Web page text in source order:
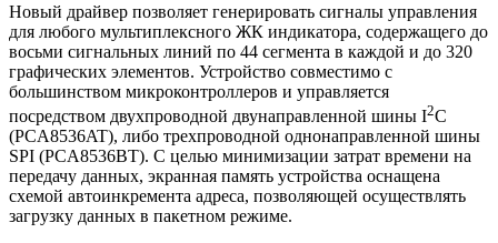
Новый драйвер позволяет генерировать сигналы управления
для любого мультиплексного ЖК индикатора, содержащего до
восьми сигнальных линий по 44 сегмента в каждой и до 320
графических элементов. Устройство совместимо с
большинством микроконтроллеров и управляется
посредством двухпроводной двунаправленной шины I2C
(PCA8536AT), либо трехпроводной однонаправленной шины
SPI (PCA8536BT). С целью минимизации затрат времени на
передачу данных, экранная память устройства оснащена
схемой автоинкремента адреса, позволяющей осуществлять
загрузку данных в пакетном режиме.